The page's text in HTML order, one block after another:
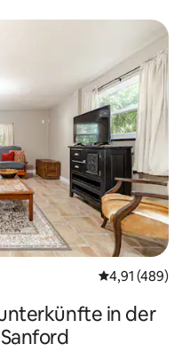
4,91 (489)
in der